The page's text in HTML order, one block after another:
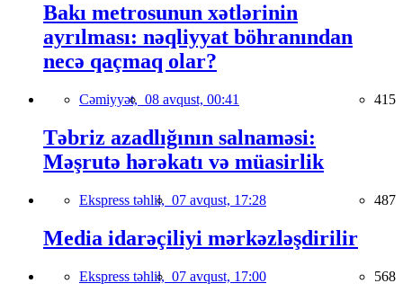
Bakı metrosunun xətlərinin
ayrılması: nəqliyyat böhranından
necə qaçmaq olar?
Cəmiyyət, 08 avqust, 00:41 415
Təbriz azadlığının salnaməsi:
Məşrutə hərəkatı və müasirlik
Ekspress təhlil, 07 avqust, 17:28 487
Media idarəçiliyi mərkəzləşdirilir
Ekspress təhlil, 07 avqust, 17:00 568